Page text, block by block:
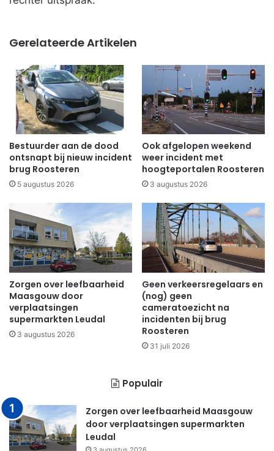
Gerelateerde Artikelen
Bestuurder aan de dood
ontsnapt bij nieuw incident
brug Roosteren
5 augustus 2026
Ook afgelopen weekend
weer incident met
hoogteportalen Roosteren
3 augustus 2026
Zorgen over leefbaarheid
Maasgouw door
verplaatsingen
supermarkten Leudal
3 augustus 2026
Geen verkeersregelaars en
(nog) geen
cameratoezicht na
incidenten bij brug
Roosteren
31 juli 2026
Populair
Zorgen over leefbaarheid Maasgouw
door verplaatsingen supermarkten
Leudal